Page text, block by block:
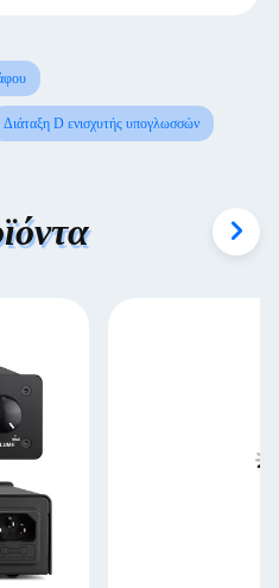
Διάταξη D ενισχυτής υπογλωσσών